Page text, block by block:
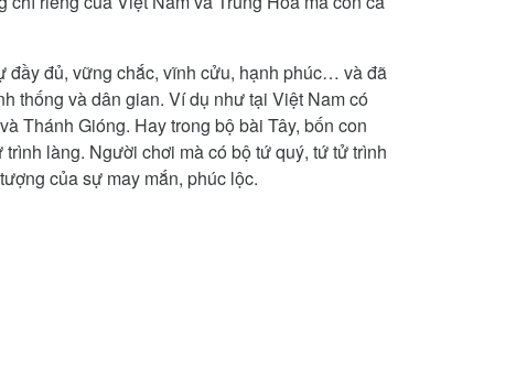
đủ, vững chắc, vĩnh cửu, hạnh phúc… và đã
thống và dân gian. Ví dụ như tại Việt Nam có
Thánh Gióng. Hay trong bộ bài Tây, bốn con
làng. Người chơi mà có bộ tứ quý, tứ tử trình
của sự may mắn, phúc lộc.